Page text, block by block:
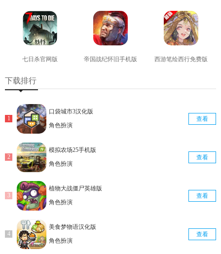
七日杀官网版 帝国战纪怀旧手机版 西游笔绘西行免费版
下载排行
口袋城市3汉化版
角色扮演
查看
模拟农场25手机版
角色扮演
查看
植物大战僵尸英雄版
角色扮演
查看
美食梦物语汉化版
角色扮演
查看